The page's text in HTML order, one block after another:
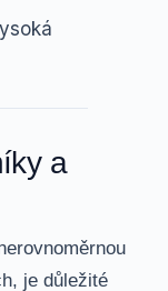
a
je důležité